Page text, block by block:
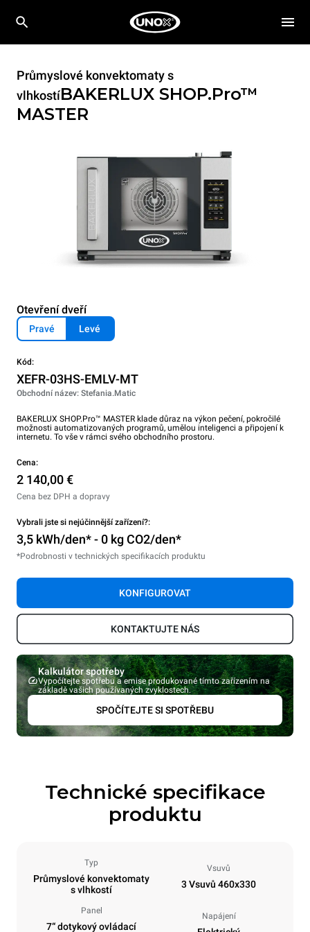
Průmyslové konvektomaty s
vlhkostíBAKERLUX SHOP.Pro™
MASTER
Otevření dveří
Pravé Levé
Kód:
XEFR-03HS-EMLV-MT
Obchodní název: Stefania.Matic
BAKERLUX SHOP.Pro™ MASTER klade důraz na výkon pečení, pokročilé
možnosti automatizovaných programů, umělou inteligenci a připojení k
internetu. To vše v rámci svého obchodního prostoru.
Cena:
2 140,00 €
Cena bez DPH a dopravy
Vybrali jste si nejúčinnější zařízení?:
3,5 kWh/den* - 0 kg CO2/den*
*Podrobnosti v technických specifikacích produktu
KONFIGUROVAT
KONTAKTUJTE NÁS
Kalkulátor spotřeby
Vypočítejte spotřebu a emise produkované tímto zařízením na
základě vašich používaných zvyklostech.
SPOČÍTEJTE SI SPOTŘEBU
Technické specifikace
produktu
Typ
Průmyslové konvektomaty
s vlhkostí
Vsuvů
3 Vsuvů 460x330
Panel
7“ dotykový ovládací
Napájení